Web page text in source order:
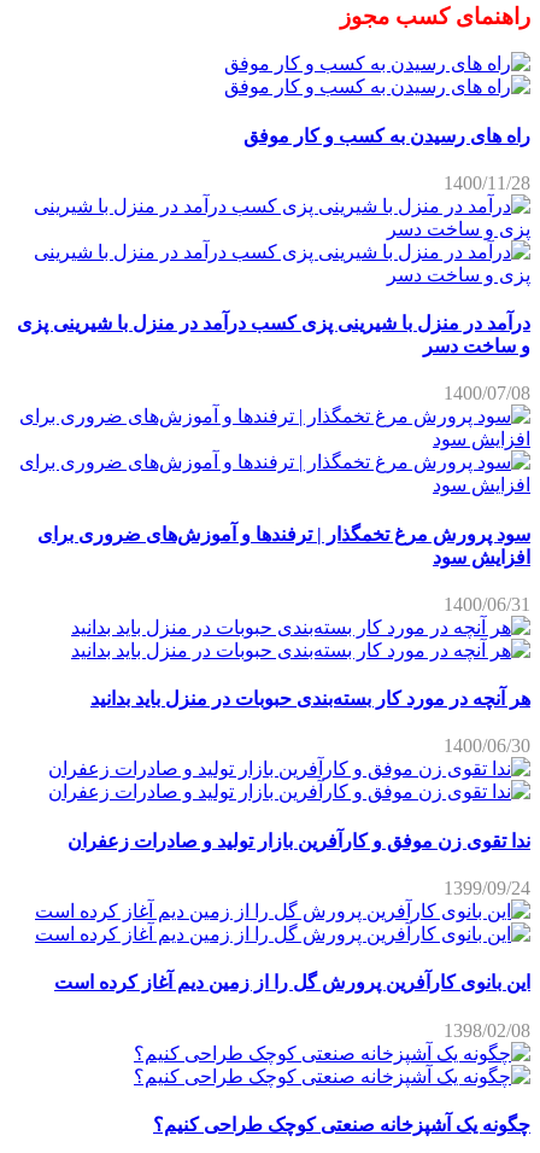
راهنمای کسب مجوز
راه های رسیدن به کسب و کار موفق
1400/11/28
درآمد در منزل با شیرینی پزی کسب درآمد در منزل با شیرینی پزی
و ساخت دسر
1400/07/08
سود پرورش مرغ تخمگذار | ترفندها و آموزش‌های ضروری برای
افزایش سود
1400/06/31
هر آنچه در مورد کار بسته‌بندی حبوبات در منزل باید بدانید
1400/06/30
ندا تقوی زن موفق و کارآفرین بازار تولید و صادرات زعفران
1399/09/24
این بانوی کارآفرین پرورش گل را از زمین دیم آغاز کرده است
1398/02/08
چگونه یک آشپزخانه صنعتی کوچک طراحی کنیم؟